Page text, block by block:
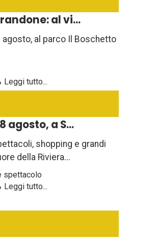
al vi...
agosto, al parco Il Boschetto
Leggi tutto...
agosto, a S...
shopping e grandi
della Riviera...
spettacolo
Leggi tutto...